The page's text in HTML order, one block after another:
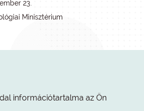
23.
Minisztérium
információtartalma az Ön